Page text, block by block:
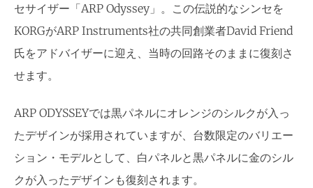
セサイザー「ARP Odyssey」。この伝説的なシンセを
KORGがARP Instruments社の共同創業者David Friend
氏をアドバイザーに迎え、当時の回路そのままに復刻さ
せます。
ARP ODYSSEYでは黒パネルにオレンジのシルクが入っ
たデザインが採用されていますが、台数限定のバリエー
ション・モデルとして、白パネルと黒パネルに金のシル
クが入ったデザインも復刻されます。